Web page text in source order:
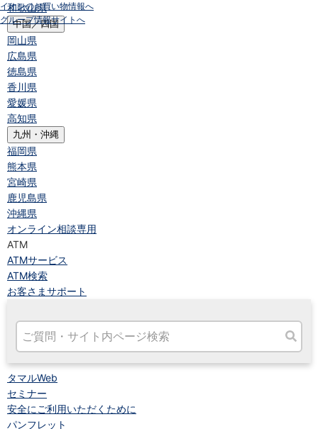
和歌山県
中国／四国
岡山県
広島県
徳島県
香川県
愛媛県
高知県
九州・沖縄
福岡県
熊本県
宮崎県
鹿児島県
沖縄県
オンライン相談専用
ATM
ATMサービス
ATM検索
お客さまサポート
タマルWeb
セミナー
安全にご利用いただくために
パンフレット
イオンのお買い物情報へ
グループ情報サイトへ